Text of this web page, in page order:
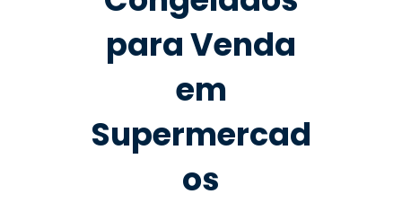
para Venda
em
Supermercad
os